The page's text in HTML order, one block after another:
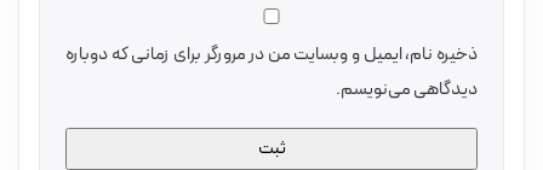
ذخیره نام، ایمیل و وبسایت من در مرورگر برای زمانی که دوباره
دیدگاهی می‌نویسم.